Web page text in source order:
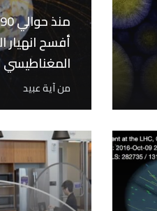
أفسح انهيار
المغناطيسي
أمام الحياة
منآية عبيد